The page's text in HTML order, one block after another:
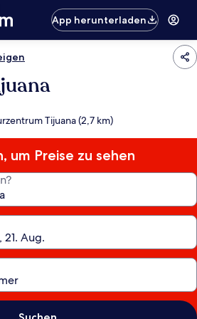
App herunterladen
Tijuana (2,7 km)
um Preise zu sehen